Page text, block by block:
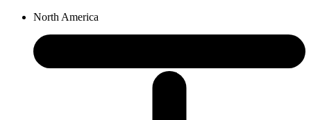
North America